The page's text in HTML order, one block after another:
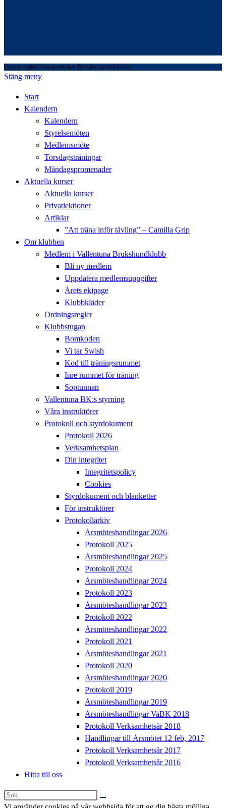
Copyright Vallentuna Brukshundklubb
Stäng meny
Start
Kalendern
Kalendern
Styrelsemöten
Medlemsmöte
Torsdagsträningar
Måndagspromenader
Aktuella kurser
Aktuella kurser
Privatlektioner
Artiklar
”Att träna inför tävling” – Camilla Grip
Om klubben
Medlem i Vallentuna Brukshundklubb
Bli ny medlem
Uppdatera medlemsuppgifter
Årets ekipage
Klubbkläder
Ordningsregler
Klubbstugan
Bomkoden
Vi tar Swish
Kod till träningsrummet
Inre rummet för träning
Soptunnan
Vallentuna BK:s styrning
Våra instruktörer
Protokoll och styrdokument
Protokoll 2026
Verksamhetsplan
Din integritet
Integritetspolicy
Cookies
Styrdokument och blanketter
För instruktörer
Protokollarkiv
Årsmöteshandlingar 2026
Protokoll 2025
Årsmöteshandlingar 2025
Protokoll 2024
Årsmöteshandlingar 2024
Protokoll 2023
Årsmöteshandlingar 2023
Protokoll 2022
Årsmöteshandlingar 2022
Protokoll 2021
Årsmöteshandlingar 2021
Protokoll 2020
Årsmöteshandlingar 2020
Protokoll 2019
Årsmöteshandlingar 2019
Årsmöteshandlingar VaBK 2018
Protokoll Verksamhetsår 2018
Handlingar till Årsmötet 12 feb, 2017
Protokoll Verksamhetsår 2017
Protokoll Verksamhetsår 2016
Hitta till oss
Sök
på